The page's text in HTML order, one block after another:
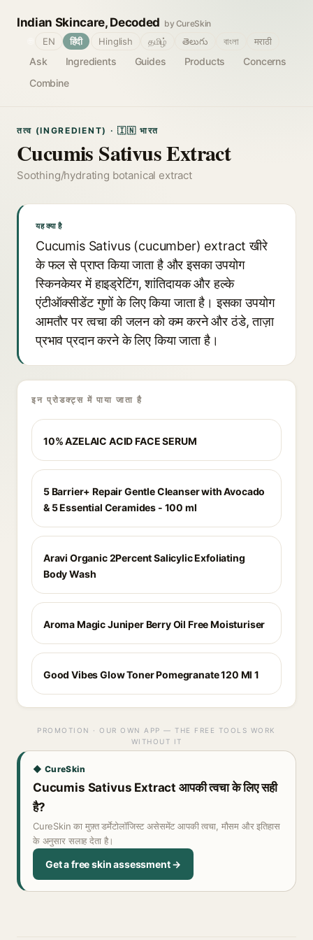
Indian Skincare, Decoded by CureSkin
Ask Ingredients Guides Products
Concerns
Combine
EN हिंदी Hinglish தமிழ் తెలుగు বাংলা मराठी
तत्व (INGREDIENT) · 🇮🇳 भारत
Cucumis Sativus Extract
Soothing/hydrating botanical extract
यह क्या है
Cucumis Sativus (cucumber) extract खीरे
के फल से प्राप्त किया जाता है और इसका उपयोग
स्किनकेयर में हाइड्रेटिंग, शांतिदायक और हल्के
एंटीऑक्सीडेंट गुणों के लिए किया जाता है। इसका उपयोग
आमतौर पर त्वचा की जलन को कम करने और ठंडे, ताज़ा
प्रभाव प्रदान करने के लिए किया जाता है।
इन प्रोडक्ट्स में पाया जाता है
10% AZELAIC ACID FACE SERUM
5 Barrier+ Repair Gentle Cleanser with Avocado
& 5 Essential Ceramides - 100 ml
Aravi Organic 2Percent Salicylic Exfoliating
Body Wash
Aroma Magic Juniper Berry Oil Free Moisturiser
Good Vibes Glow Toner Pomegranate 120 Ml 1
PROMOTION · OUR OWN APP — THE FREE TOOLS WORK
WITHOUT IT
◆ CureSkin
Cucumis Sativus Extract आपकी त्वचा के लिए सही
है?
CureSkin का मुफ़्त डर्मेटोलॉजिस्ट असेसमेंट आपकी त्वचा, मौसम और इतिहास
के अनुसार सलाह देता है।
Get a free skin assessment →